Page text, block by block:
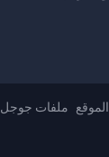
ملفات جوجل